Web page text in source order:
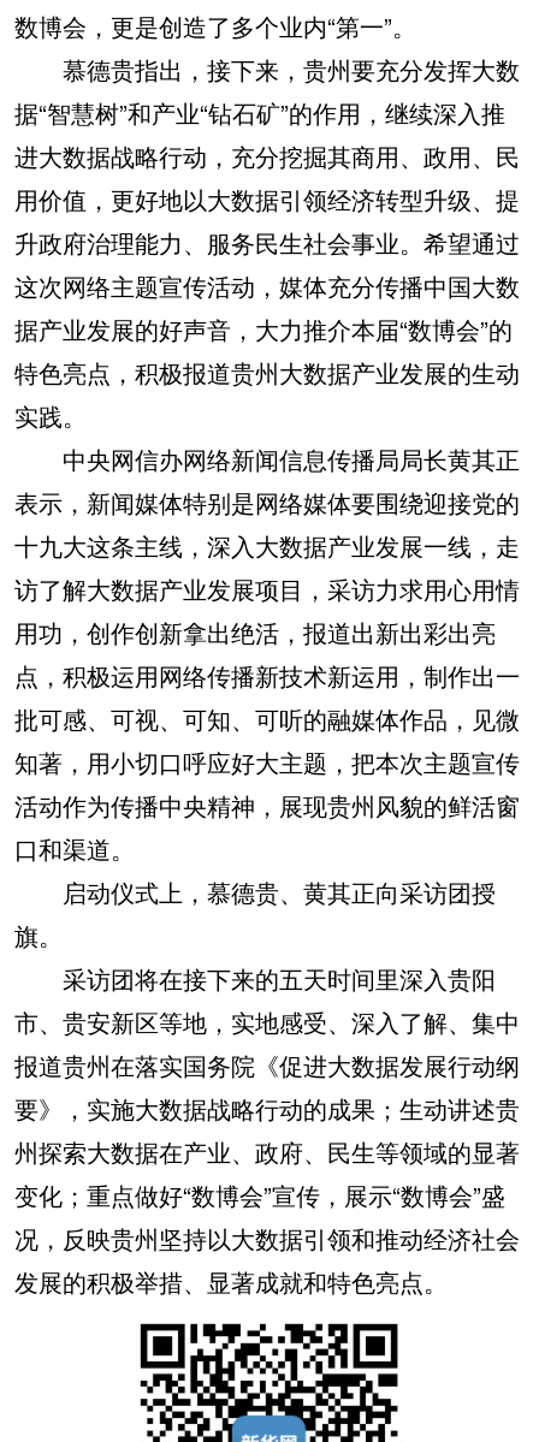
数博会，更是创造了多个业内“第一”。
慕德贵指出，接下来，贵州要充分发挥大数
据“智慧树”和产业“钻石矿”的作用，继续深入推
进大数据战略行动，充分挖掘其商用、政用、民
用价值，更好地以大数据引领经济转型升级、提
升政府治理能力、服务民生社会事业。希望通过
这次网络主题宣传活动，媒体充分传播中国大数
据产业发展的好声音，大力推介本届“数博会”的
特色亮点，积极报道贵州大数据产业发展的生动
实践。
中央网信办网络新闻信息传播局局长黄其正
表示，新闻媒体特别是网络媒体要围绕迎接党的
十九大这条主线，深入大数据产业发展一线，走
访了解大数据产业发展项目，采访力求用心用情
用功，创作创新拿出绝活，报道出新出彩出亮
点，积极运用网络传播新技术新运用，制作出一
批可感、可视、可知、可听的融媒体作品，见微
知著，用小切口呼应好大主题，把本次主题宣传
活动作为传播中央精神，展现贵州风貌的鲜活窗
口和渠道。
启动仪式上，慕德贵、黄其正向采访团授
旗。
采访团将在接下来的五天时间里深入贵阳
市、贵安新区等地，实地感受、深入了解、集中
报道贵州在落实国务院《促进大数据发展行动纲
要》，实施大数据战略行动的成果；生动讲述贵
州探索大数据在产业、政府、民生等领域的显著
变化；重点做好“数博会”宣传，展示“数博会”盛
况，反映贵州坚持以大数据引领和推动经济社会
发展的积极举措、显著成就和特色亮点。